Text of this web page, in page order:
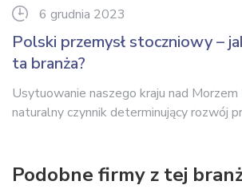
6 grudnia 2023
Polski przemysł stoczniowy –
ta branża?
Usytuowanie naszego kraju nad
naturalny czynnik determinujący rozwój
Podobne firmy z tej